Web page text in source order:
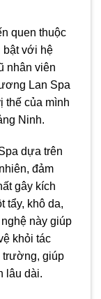
quen thuộc
bật với hệ
nhân viên
Lan Spa
thế của mình
Ninh.
dựa trên
đảm
gây kích
tẩy, khô da,
này giúp
khỏi tác
trường, giúp
lâu dài.